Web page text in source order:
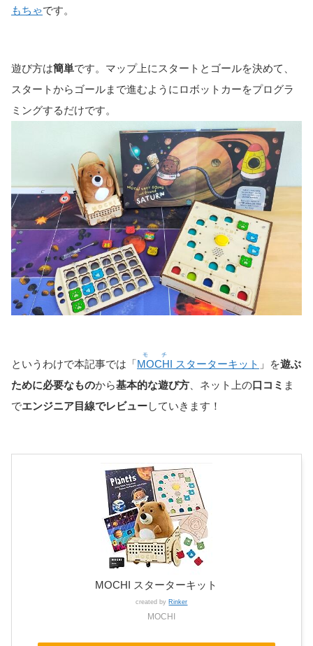
もちゃです。
遊び方は簡単です。マップ上にスタートとゴールを決めて、
スタートからゴールまで進むようにロボットカーをプログラ
ミングするだけです。
というわけで本記事では「MOCHI
モチ
スターターキット 」を遊ぶ
ために必要なものから基本的な遊び方 、ネット上の口コミ ま
でエンジニア目線でレビューしていきます！
MOCHI スターターキット
created by Rinker
MOCHI